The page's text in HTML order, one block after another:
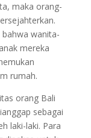
maka orang-
wanita-
mereka
rumah.
orang Bali
sebagai
laki-laki. Para